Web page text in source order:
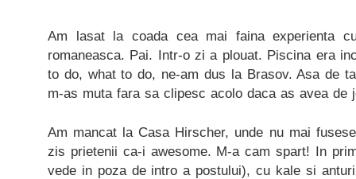
Am lasat la coada cea mai faina experienta
romaneasca. Pai. Intr-o zi a plouat. Piscina era
to do, what to do, ne-am dus la Brasov. Asa de
m-as muta fara sa clipesc acolo daca as avea de
Am mancat la Casa Hirscher, unde nu mai
zis prietenii ca-i awesome. M-a cam spart! In
vede in poza de intro a postului), cu kale si